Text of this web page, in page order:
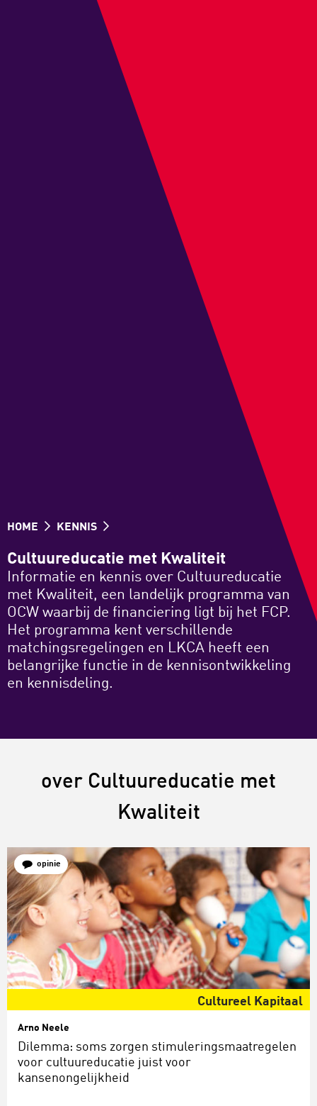
HOME KENNIS
Cultuureducatie met Kwaliteit
Informatie en kennis over Cultuureducatie
met Kwaliteit, een landelijk programma van
OCW waarbij de financiering ligt bij het FCP.
Het programma kent verschillende
matchingsregelingen en LKCA heeft een
belangrijke functie in de kennisontwikkeling
en kennisdeling.
over Cultuureducatie met
Kwaliteit
opinie
Cultureel Kapitaal
Arno Neele
Dilemma: soms zorgen stimuleringsmaatregelen
voor cultuureducatie juist voor
kansenongelijkheid